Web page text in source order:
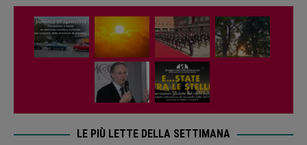
LE PIÙ LETTE DELLA SETTIMANA